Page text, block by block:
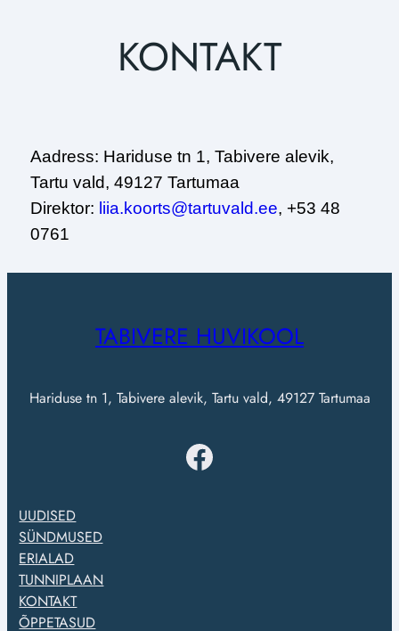
KONTAKT
Aadress: Hariduse tn 1, Tabivere alevik,
Tartu vald, 49127 Tartumaa
Direktor: liia.koorts@tartuvald.ee, +53 48
0761
TABIVERE HUVIKOOL
Hariduse tn 1, Tabivere alevik, Tartu vald, 49127 Tartumaa
UUDISED
SÜNDMUSED
ERIALAD
TUNNIPLAAN
KONTAKT
ÕPPETASUD